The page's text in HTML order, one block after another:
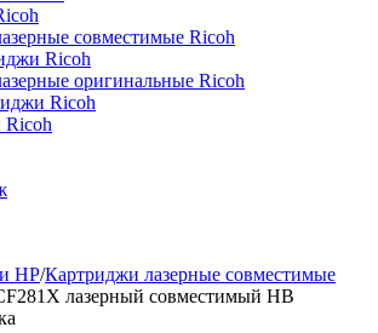
совместимые Ricoh
Ricoh
оригинальные Ricoh
Ricoh
HP/Картриджи лазерные совместимые
лазерный совместимый HB